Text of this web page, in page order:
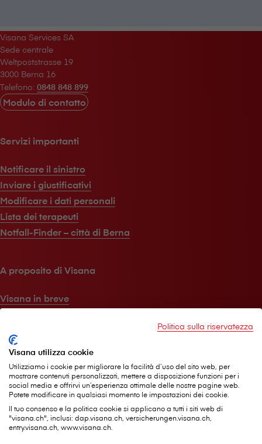
V⁠i⁠s⁠a⁠n⁠a Services SA
Sede centrale
Weltpoststrasse 19
3000 Berna 16
Telefono: 0848 848 899
Modulo di contatto
Servizi importanti
Notificare il sinistro
Inviare i giustificativi
Modificare i dati personali
Lista dei terapeuti
Notfall-Finder – città di Berna
A proposito di V⁠i⁠s⁠a⁠n⁠a
V⁠i⁠s⁠a⁠n⁠a in breve
Jobs
Sostenibilità
Rivista per i clienti
Aiuto e contatti
Agenzia nelle mie vicinanze
Politica sulla riservatezza
Visana utilizza cookie
Utilizziamo i cookie per migliorare la facilità d’uso del sito web, per
mostrare contenuti personalizzati, mettere a disposizione funzioni per i
social media e offrirvi un’esperienza ottimale delle nostre pagine web.
Potete modificare in qualsiasi momento le impostazioni dei cookie.
Il tuo consenso e la politica cookie si applicano a tutti i siti web di
"visana.ch", inclusi: dap.visana.ch, versicherungen.visana.ch,
entry.visana.ch, www.visana.ch.